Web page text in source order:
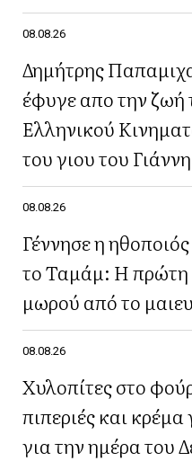
08.08.26
Δημήτρης
έφυγε απο την ζωή
Ελληνικού
του γιου του Γιάννη
08.08.26
Γέννησε η
το Ταμάμ: Η
μωρού από το
08.08.26
Χυλοπίτες στο
πιπεριές και
για την ημέρα του